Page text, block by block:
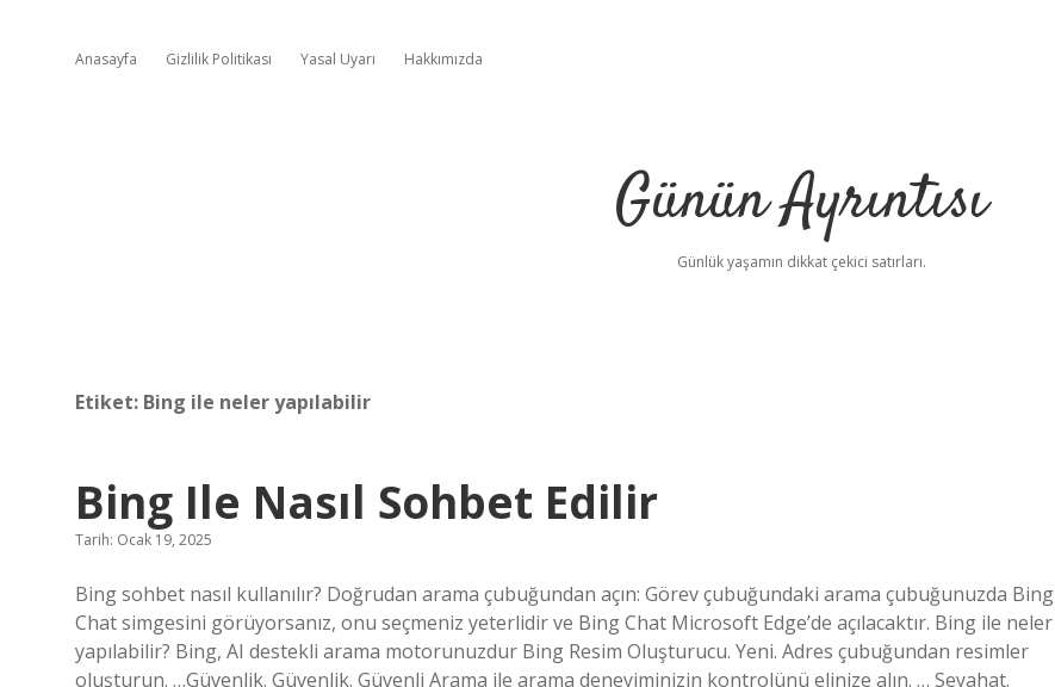
Anasayfa Gizlilik Politikası Yasal Uyarı Hakkımızda
Günün Ayrıntısı
Günlük yaşamın dikkat çekici satırları.
Etiket: Bing ile neler yapılabilir
Bing Ile Nasıl Sohbet Edilir
Tarih: Ocak 19, 2025
Bing sohbet nasıl kullanılır? Doğrudan arama çubuğundan açın: Görev çubuğundaki arama çubuğunuzda Bing
Chat simgesini görüyorsanız, onu seçmeniz yeterlidir ve Bing Chat Microsoft Edge’de açılacaktır. Bing ile neler
yapılabilir? Bing, AI destekli arama motorunuzdur Bing Resim Oluşturucu. Yeni. Adres çubuğundan resimler
oluşturun. …Güvenlik. Güvenlik. Güvenli Arama ile arama deneyiminizin kontrolünü elinize alın. … Seyahat.